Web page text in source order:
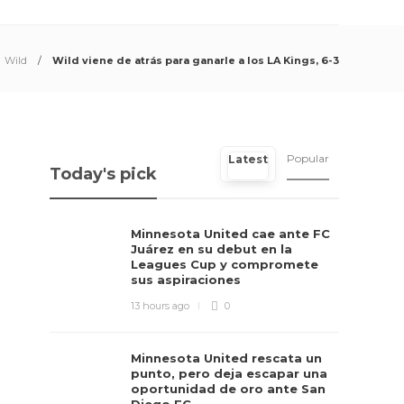
Wild Wild viene de atrás para ganarle a los LA Kings, 6-3
Today's pick
Latest Popular
Minnesota United cae ante FC
Juárez en su debut en la
Leagues Cup y compromete
sus aspiraciones
13 hours ago 0
Minnesota United rescata un
punto, pero deja escapar una
oportunidad de oro ante San